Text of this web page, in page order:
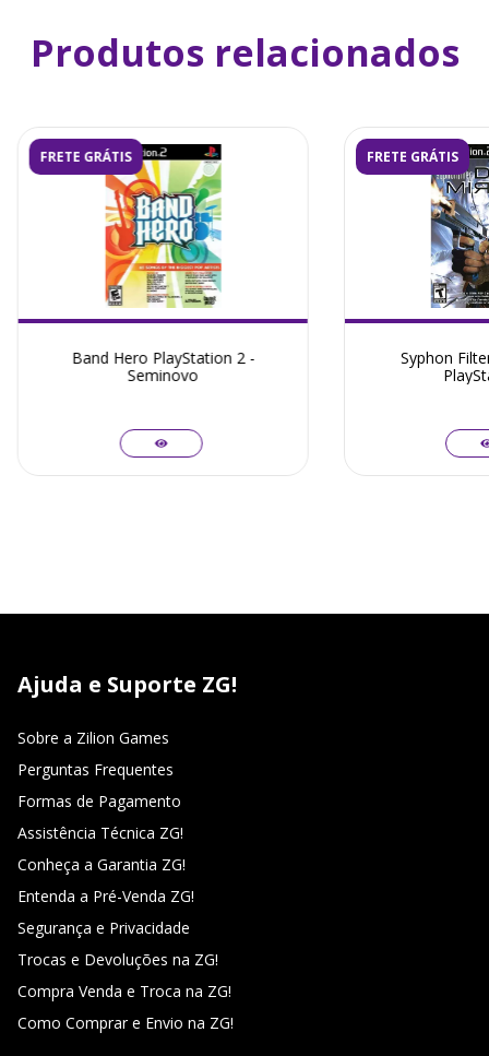
Produtos relacionados
FRETE GRÁTIS
Band Hero PlayStation 2 -
Seminovo
FRETE GRÁTIS
Syphon
Ajuda e Suporte ZG!
Sobre a Zilion Games
Perguntas Frequentes
Formas de Pagamento
Assistência Técnica ZG!
Conheça a Garantia ZG!
Entenda a Pré-Venda ZG!
Segurança e Privacidade
Trocas e Devoluções na ZG!
Compra Venda e Troca na ZG!
Como Comprar e Envio na ZG!